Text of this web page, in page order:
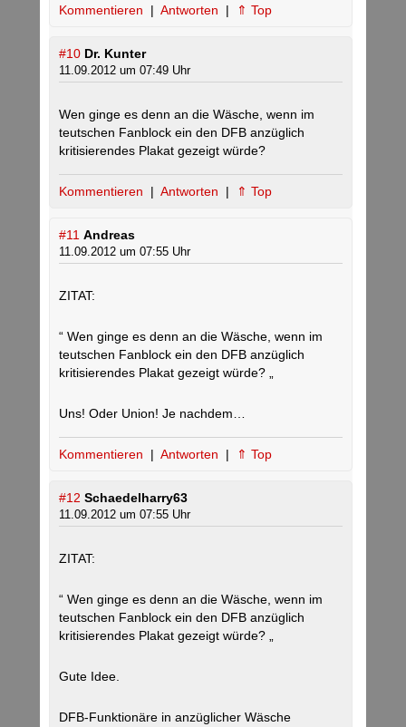
Kommentieren | Antworten | ⇑ Top
#10 Dr. Kunter
11.09.2012 um 07:49 Uhr
Wen ginge es denn an die Wäsche, wenn im
teutschen Fanblock ein den DFB anzüglich
kritisierendes Plakat gezeigt würde?
Kommentieren | Antworten | ⇑ Top
#11 Andreas
11.09.2012 um 07:55 Uhr
ZITAT:
“ Wen ginge es denn an die Wäsche, wenn im
teutschen Fanblock ein den DFB anzüglich
kritisierendes Plakat gezeigt würde? „
Uns! Oder Union! Je nachdem…
Kommentieren | Antworten | ⇑ Top
#12 Schaedelharry63
11.09.2012 um 07:55 Uhr
ZITAT:
“ Wen ginge es denn an die Wäsche, wenn im
teutschen Fanblock ein den DFB anzüglich
kritisierendes Plakat gezeigt würde? „
Gute Idee.
DFB-Funktionäre in anzüglicher Wäsche